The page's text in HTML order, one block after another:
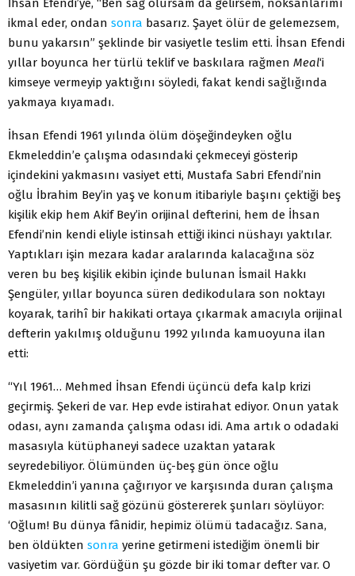
ikmal eder, ondan sonra basarız. Şayet ölür de gelemezsem,
bunu yakarsın” şeklinde bir vasiyetle teslim etti. İhsan Efendi
yıllar boyunca her türlü teklif ve baskılara rağmen Meal‘i
kimseye vermeyip yaktığını söyledi, fakat kendi sağlığında
yakmaya kıyamadı.
İhsan Efendi 1961 yılında ölüm döşeğindeyken oğlu
Ekmeleddin’e çalışma odasındaki çekmeceyi gösterip
içindekini yakmasını vasiyet etti, Mustafa Sabri Efendi’nin
oğlu İbrahim Bey’in yaş ve konum itibariyle başını çektiği beş
kişilik ekip hem Akif Bey’in orijinal defterini, hem de İhsan
Efendi’nin kendi eliyle istinsah ettiği ikinci nüshayı yaktılar.
Yaptıkları işin mezara kadar aralarında kalacağına söz
veren bu beş kişilik ekibin içinde bulunan İsmail Hakkı
Şengüler, yıllar boyunca süren dedikodulara son noktayı
koyarak, tarihî bir hakikati ortaya çıkarmak amacıyla orijinal
defterin yakılmış olduğunu 1992 yılında kamuoyuna ilan
etti:
“Yıl 1961… Mehmed İhsan Efendi üçüncü defa kalp krizi
geçirmiş. Şekeri de var. Hep evde istirahat ediyor. Onun yatak
odası, aynı zamanda çalışma odası idi. Ama artık o odadaki
masasıyla kütüphaneyi sadece uzaktan yatarak
seyredebiliyor. Ölümünden üç-beş gün önce oğlu
Ekmeleddin’i yanına çağırıyor ve karşısında duran çalışma
masasının kilitli sağ gözünü göstererek şunları söylüyor:
‘Oğlum! Bu dünya fânidir, hepimiz ölümü tadacağız. Sana,
ben öldükten sonra yerine getirmeni istediğim önemli bir
vasiyetim var. Gördüğün şu gözde bir iki tomar defter var. O